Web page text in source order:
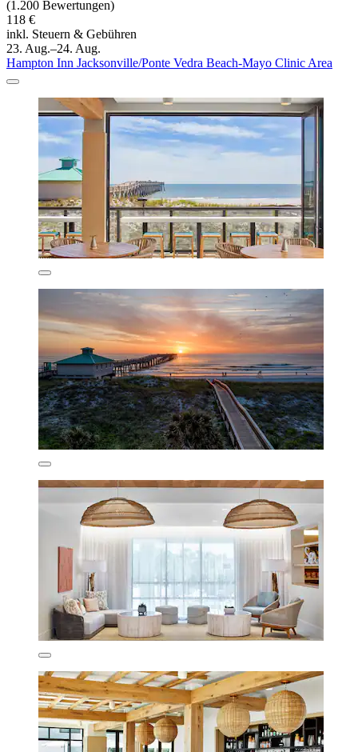
(1.200 Bewertungen)
118 €
inkl. Steuern & Gebühren
23. Aug.–24. Aug.
Hampton Inn Jacksonville/Ponte Vedra Beach-Mayo Clinic Area